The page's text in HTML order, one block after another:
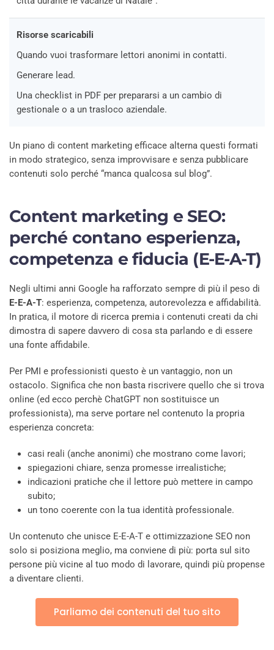
Risorse scaricabili
Quando vuoi trasformare lettori anonimi in contatti.
Generare lead.
Una checklist in PDF per prepararsi a un cambio di
gestionale o a un trasloco aziendale.
Un piano di content marketing efficace alterna questi formati
in modo strategico, senza improvvisare e senza pubblicare
contenuti solo perché “manca qualcosa sul blog”.
Content marketing e SEO:
perché contano esperienza,
competenza e fiducia (E-E-A-T)
Negli ultimi anni Google ha rafforzato sempre di più il peso di
E-E-A-T: esperienza, competenza, autorevolezza e affidabilità.
In pratica, il motore di ricerca premia i contenuti creati da chi
dimostra di sapere davvero di cosa sta parlando e di essere
una fonte affidabile.
Per PMI e professionisti questo è un vantaggio, non un
ostacolo. Significa che non basta riscrivere quello che si trova
online (ed ecco perchè ChatGPT non sostituisce un
professionista), ma serve portare nel contenuto la propria
esperienza concreta:
casi reali (anche anonimi) che mostrano come lavori;
spiegazioni chiare, senza promesse irrealistiche;
indicazioni pratiche che il lettore può mettere in campo
subito;
un tono coerente con la tua identità professionale.
Un contenuto che unisce E-E-A-T e ottimizzazione SEO non
solo si posiziona meglio, ma conviene di più: porta sul sito
persone più vicine al tuo modo di lavorare, quindi più propense
a diventare clienti.
Parliamo dei contenuti del tuo sito